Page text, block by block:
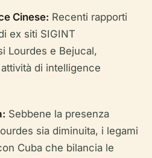
Cinese: Recenti rapporti
ex siti SIGINT
Lourdes e Bejucal,
di intelligence
Sebbene la presenza
sia diminuita, i legami
Cuba che bilancia le